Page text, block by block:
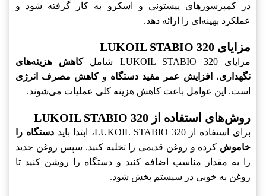
در کمپرسورهای پیستونی و اسکرو به کار گرفته شود و
عملکرد بهینه‌ای را ارائه دهد.
مزایای LUKOIL STABIO 320
مزایای LUKOIL STABIO 320 شامل
کاهش هزینه‌های
نگهداری، افزایش عمر مفید دستگاه وکاهش مصرف انرژی
است. این عوامل باعث کاهش هزینه کلی عملیات می‌شوند.
روش‌های استفاده از LUKOIL STABIO 320
برای استفاده از LUKOIL STABIO 320، ابتدا باید
دستگاه را
خاموش کرده و روغن قدیمی را تخلیه کنید. سپس روغن جدید
را به مقدار مناسب اضافه کنید و دستگاه را روشن کنید تا
روغن به خوبی در سیستم پخش شود.